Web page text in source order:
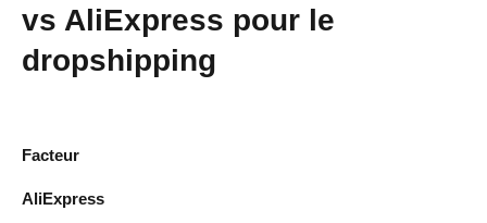
vs AliExpress pour le
dropshipping
Facteur
AliExpress